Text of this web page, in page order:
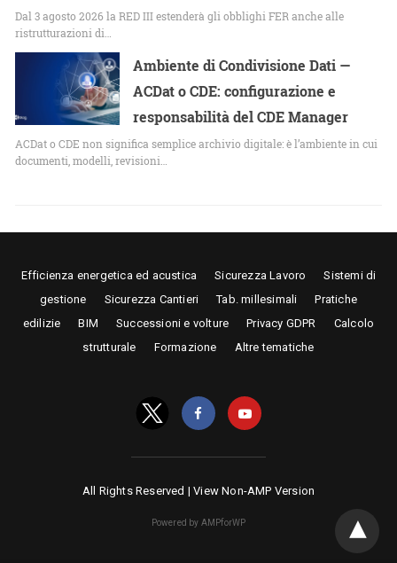
Dal 3 agosto 2026 la RED III estenderà gli obblighi FER anche alle
ristrutturazioni di…
Ambiente di Condivisione Dati —
ACDat o CDE: configurazione e
responsabilità del CDE Manager
ACDat o CDE non significa semplice archivio digitale: è l’ambiente in cui
documenti, modelli, revisioni…
Efficienza energetica ed acustica Sicurezza Lavoro
Sistemi di
gestione
Sicurezza Cantieri Tab. millesimali
Pratiche
edilizie
BIM Successioni e volture Privacy GDPR
Calcolo
strutturale
Formazione Altre tematiche
All Rights Reserved |View Non-AMP Version
Powered by AMPforWP